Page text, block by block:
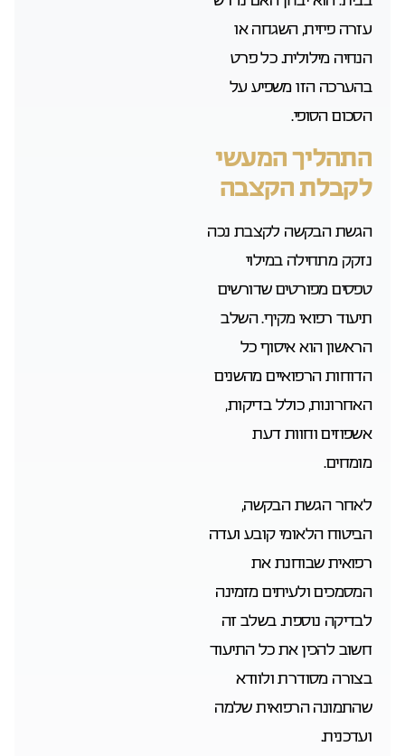
עזרה פיזית, השגחה או
הנחיה מילולית. כל פרט
בהערכה הזו משפיע על
הסכום הסופי.
התהליך המעשי
לקבלת הקצבה
הגשת הבקשה לקצבת נכה
נזקק מתחילה במילוי
טפסים מפורטים שדורשים
תיעוד רפואי מקיף. השלב
הראשון הוא איסוף כל
הדוחות הרפואיים מהשנים
האחרונות, כולל בדיקות,
אשפוזים וחוות דעת
מומחים.
לאחר הגשת הבקשה,
הביטוח הלאומי קובע ועדה
רפואית שבוחנת את
המסמכים ולעיתים מזמינה
לבדיקה נוספת. בשלב זה
חשוב להכין את כל התיעוד
בצורה מסודרת ולוודא
שהתמונה הרפואית שלמה
ועדכנית.